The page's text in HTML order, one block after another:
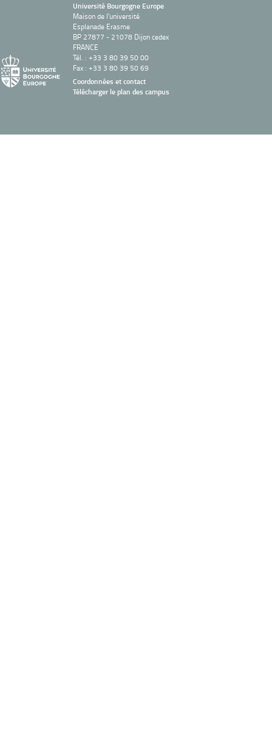
Université Bourgogne Europe
Maison de l'université
Esplanade Erasme
BP 27877 - 21078 Dijon cedex
FRANCE
Tél. : +33 3 80 39 50 00
Fax : +33 3 80 39 50 69
Coordonnées et contact
Télécharger le plan des campus